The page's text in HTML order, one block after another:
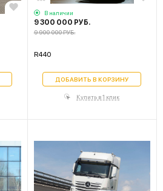
В наличии
9 300 000 РУБ.
9 900 000 РУБ.
R440
ДОБАВИТЬ В КОРЗИНУ
Купить в 1 клик